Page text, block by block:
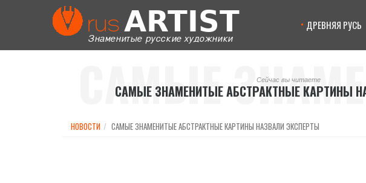
ДРЕВНЯЯ РУСЬ
САМЫЕ
Сейчас вы читаете
САМЫЕ ЗНАМЕНИТЫЕ АБСТРАКТНЫЕ КАРТИНЫ
НОВОСТИ САМЫЕ ЗНАМЕНИТЫЕ АБСТРАКТНЫЕ КАРТИНЫ НАЗВАЛИ ЭКСПЕРТЫ